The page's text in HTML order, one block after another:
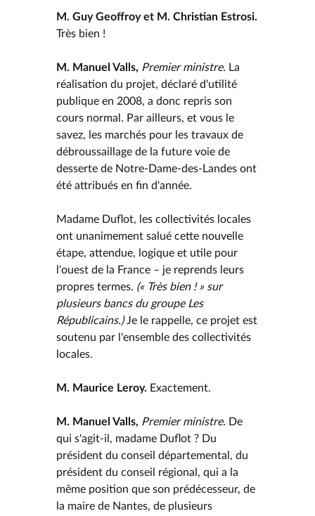
M. Guy Geoffroy et M. Christian Estrosi.
Très bien !
M. Manuel Valls, Premier ministre. La
réalisation du projet, déclaré d'utilité
publique en 2008, a donc repris son
cours normal. Par ailleurs, et vous le
savez, les marchés pour les travaux de
débroussaillage de la future voie de
desserte de Notre-Dame-des-Landes ont
été attribués en fin d'année.
Madame Duflot, les collectivités locales
ont unanimement salué cette nouvelle
étape, attendue, logique et utile pour
l'ouest de la France – je reprends leurs
propres termes. (« Très bien ! » sur
plusieurs bancs du groupe Les
Républicains.)Je le rappelle, ce projet est
soutenu par l'ensemble des collectivités
locales.
M. Maurice Leroy. Exactement.
M. Manuel Valls, Premier ministre. De
qui s'agit-il, madame Duflot ? Du
président du conseil départemental, du
président du conseil régional, qui a la
même position que son prédécesseur, de
la maire de Nantes, de plusieurs